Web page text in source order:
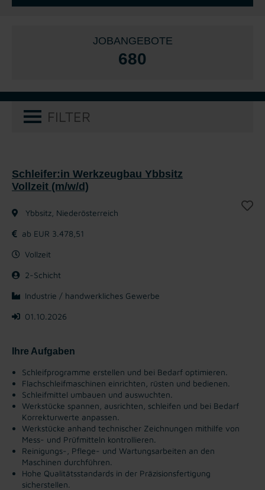
JOBANGEBOTE
680
FILTER
Schleifer:in Werkzeugbau Ybbsitz
Vollzeit (m/w/d)
Ybbsitz, Niederösterreich
ab EUR 3.478,51
Vollzeit
2-Schicht
Industrie / handwerkliches Gewerbe
01.10.2026
Ihre Aufgaben
Schleifprogramme erstellen und bei Bedarf optimieren.
Flachschleifmaschinen einrichten, rüsten und bedienen.
Schleifmittel umbauen und auswuchten.
Werkstücke spannen, ausrichten, schleifen und bei Bedarf
Korrekturwerte anpassen.
Werkstücke anhand technischer Zeichnungen mithilfe von
Mess- und Prüfmitteln kontrollieren.
Reinigungs-, Pflege- und Wartungsarbeiten an den
Maschinen durchführen.
Hohe Qualitätsstandards in der Präzisionsfertigung
sicherstellen.